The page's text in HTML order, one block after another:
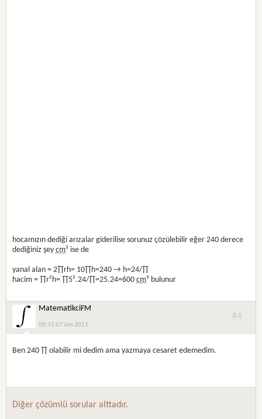
hocamızın dediği arızalar giderilise sorunuz çözülebilir eğer 240 derece
dediğiniz şeycm² ise de
yanal alan = 2∏rh= 10∏h=240 → h=24/∏
hacim = ∏r²h= ∏5².24/∏=25.24=600cm³ bulunur
MatematikciFM
00:15 07 Jan 2011
#4
Ben 240 ∏ olabilir mi dedim ama yazmaya cesaret edemedim.
Diğer çözümlü sorular alttadır.